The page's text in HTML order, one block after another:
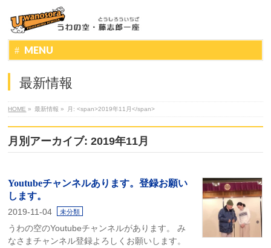
MENU
最新情報
HOME » 最新情報 » 月: <span>2019年11月</span>
月別アーカイブ: 2019年11月
Youtubeチャンネルあります。登録お願い
します。
2019-11-04 未分類
うわの空のYoutubeチャンネルがあります。 み
なさまチャンネル登録よろしくお願いします。